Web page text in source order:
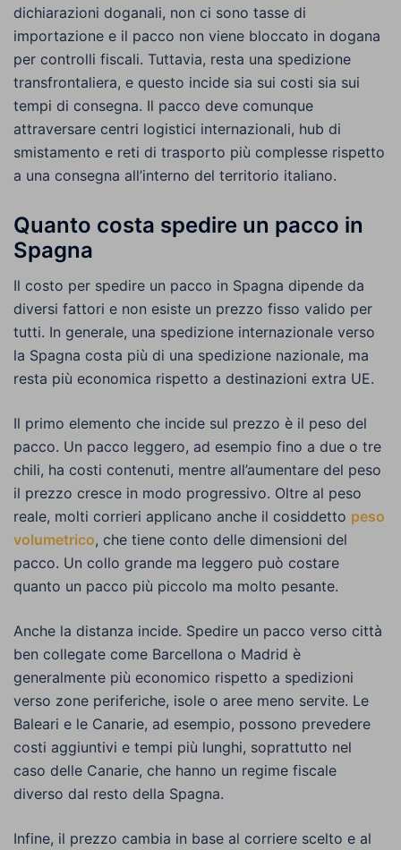
dichiarazioni doganali, non ci sono tasse di
importazione e il pacco non viene bloccato in dogana
per controlli fiscali. Tuttavia, resta una spedizione
transfrontaliera, e questo incide sia sui costi sia sui
tempi di consegna. Il pacco deve comunque
attraversare centri logistici internazionali, hub di
smistamento e reti di trasporto più complesse rispetto
a una consegna all’interno del territorio italiano.
Quanto costa spedire un pacco in
Spagna
Il costo per spedire un pacco in Spagna dipende da
diversi fattori e non esiste un prezzo fisso valido per
tutti. In generale, una spedizione internazionale verso
la Spagna costa più di una spedizione nazionale, ma
resta più economica rispetto a destinazioni extra UE.
Il primo elemento che incide sul prezzo è il peso del
pacco. Un pacco leggero, ad esempio fino a due o tre
chili, ha costi contenuti, mentre all’aumentare del peso
il prezzo cresce in modo progressivo. Oltre al peso
reale, molti corrieri applicano anche il cosiddetto peso
volumetrico, che tiene conto delle dimensioni del
pacco. Un collo grande ma leggero può costare
quanto un pacco più piccolo ma molto pesante.
Anche la distanza incide. Spedire un pacco verso città
ben collegate come Barcellona o Madrid è
generalmente più economico rispetto a spedizioni
verso zone periferiche, isole o aree meno servite. Le
Baleari e le Canarie, ad esempio, possono prevedere
costi aggiuntivi e tempi più lunghi, soprattutto nel
caso delle Canarie, che hanno un regime fiscale
diverso dal resto della Spagna.
Infine, il prezzo cambia in base al corriere scelto e al